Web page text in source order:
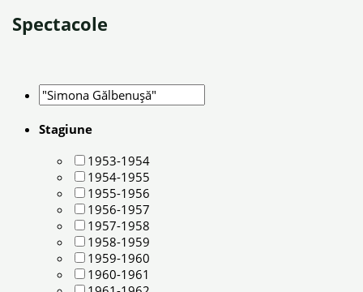
Spectacole
Stagiune
1953-1954
1954-1955
1955-1956
1956-1957
1957-1958
1958-1959
1959-1960
1960-1961